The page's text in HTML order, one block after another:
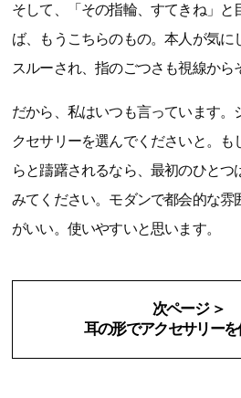
そして、「その指輪、すてきね」と
ば、もうこちらのもの。本人が気に
スルーされ、指のごつさも視線から
だから、私はいつも言っています。
クセサリーを選んでくださいと。も
らと躊躇されるなら、最初のひとつ
みてください。モダンで都会的な雰
がいい。使いやすいと思います。
次ページ ＞
耳の形でアクセサリー